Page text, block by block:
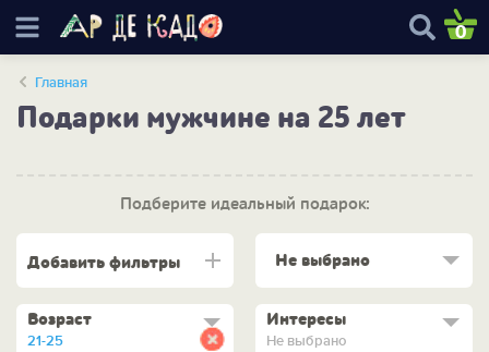
0
Главная
Подарки мужчине на 25 лет
Подберите идеальный подарок:
Добавить фильтры Не выбрано
Возраст
21-25
Интересы
Не выбрано